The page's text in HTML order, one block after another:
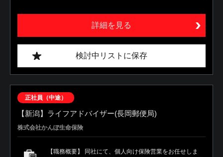
詳細を見る
検討中リストに保存
正社員（中途）
【新潟】ライフアドバイザー(長岡郵便局)
株式会社かんぽ生命保険
【職務概要】 同社にて、個人向け保険営業をお任せしま